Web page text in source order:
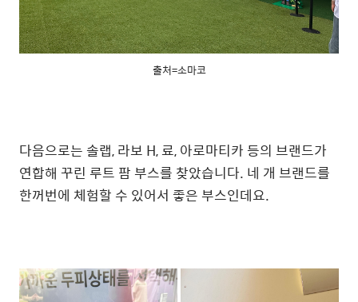
출처=소마코
다음으로는 솔랩, 라보 H, 료, 아로마티카 등의 브랜드가
연합해 꾸린 루트 팜 부스를 찾았습니다. 네 개 브랜드를
한꺼번에 체험할 수 있어서 좋은 부스인데요.